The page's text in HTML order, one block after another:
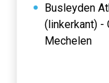
Busleyden
(linkerkant) -
Mechelen